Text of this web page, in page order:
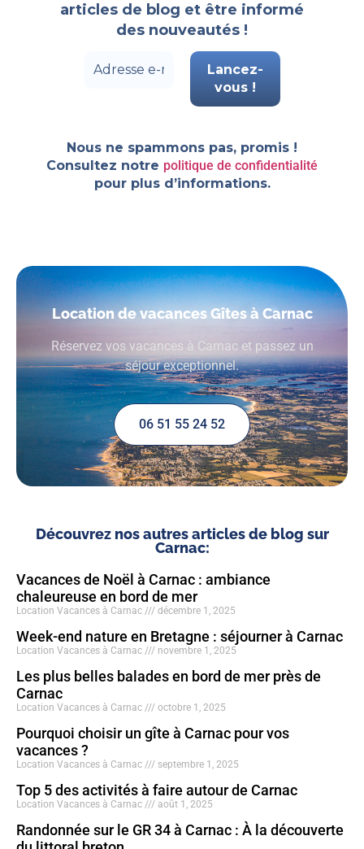
articles de blog et être informé
des nouveautés !
Nous ne spammons pas, promis !
Consultez notre politique de confidentialité
pour plus d’informations.
Location de vacances Gîtes à Carnac
Réservez vos vacances à Carnac et passez un
séjour exceptionnel.
06 51 55 24 52
Découvrez nos autres articles de blog sur
Carnac:
Vacances de Noël à Carnac : ambiance
chaleureuse en bord de mer
Location Vacances à Carnac décembre 1, 2025
Week-end nature en Bretagne : séjourner à Carnac
Location Vacances à Carnac novembre 1, 2025
Les plus belles balades en bord de mer près de
Carnac
Location Vacances à Carnac octobre 1, 2025
Pourquoi choisir un gîte à Carnac pour vos
vacances ?
Location Vacances à Carnac septembre 1, 2025
Top 5 des activités à faire autour de Carnac
Location Vacances à Carnac août 1, 2025
Randonnée sur le GR 34 à Carnac : À la découverte